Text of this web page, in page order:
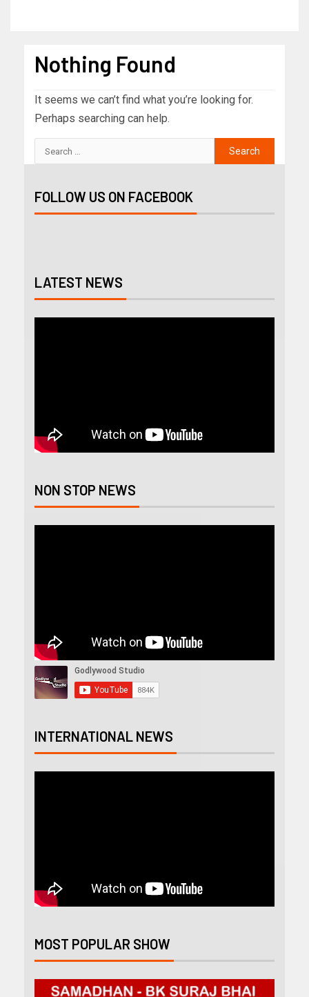
Nothing Found
It seems we can’t find what you’re looking for.
Perhaps searching can help.
FOLLOW US ON FACEBOOK
LATEST NEWS
NON STOP NEWS
INTERNATIONAL NEWS
MOST POPULAR SHOW